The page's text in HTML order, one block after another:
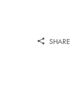
SHARE